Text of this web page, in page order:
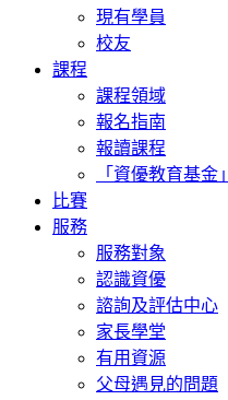
現有學員
校友
課程
課程領域
報名指南
報讀課程
「資優教育基
比賽
服務
服務對象
認識資優
諮詢及評估中心
家長學堂
有用資源
父母遇見的問題